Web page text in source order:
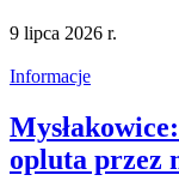
9 lipca 2026 r.
Informacje
opluta przez